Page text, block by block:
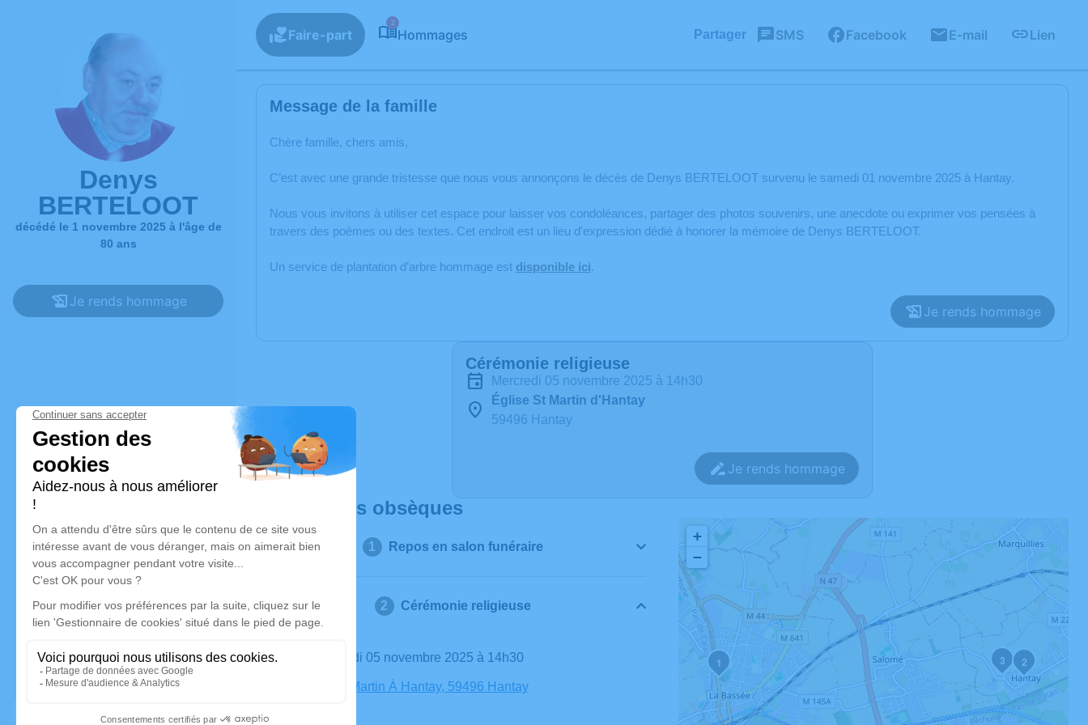
Denys
BERTELOOT
décédé le 1 novembre 2025 à l'âge de
80 ans
Je rends hommage
Faire-part
2
Hommages Partager SMS Facebook E-mail Lien
Message de la famille
Chère famille, chers amis,
C’est avec une grande tristesse que nous vous annonçons le décès de Denys BERTELOOT survenu le samedi 01 novembre 2025 à Hantay.
Nous vous invitons à utiliser cet espace pour laisser vos condoléances, partager des photos souvenirs, une anecdote ou exprimer vos pensées à
travers des poèmes ou des textes. Cet endroit est un lieu d'expression dédié à honorer la mémoire de Denys BERTELOOT.
Un service de plantation d’arbre hommage est disponible ici.
Je rends hommage
Cérémonie religieuse
mercredi 05 novembre 2025 à 14h30
Église St Martin d'Hantay
59496 Hantay
Je rends hommage
Déroulé des obsèques
Repos en salon funéraire
Cérémonie religieuse
Le mercredi 05 novembre 2025 à 14h30
Église St Martin À Hantay, 59496 Hantay
1 2
3
+
−